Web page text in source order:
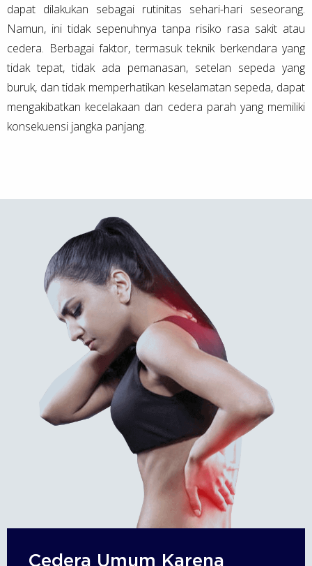
dapat dilakukan sebagai rutinitas sehari-hari seseorang.
Namun, ini tidak sepenuhnya tanpa risiko rasa sakit atau
cedera. Berbagai faktor, termasuk teknik berkendara yang
tidak tepat, tidak ada pemanasan, setelan sepeda yang
buruk, dan tidak memperhatikan keselamatan sepeda, dapat
mengakibatkan kecelakaan dan cedera parah yang memiliki
konsekuensi jangka panjang.
Cedera Umum Karena